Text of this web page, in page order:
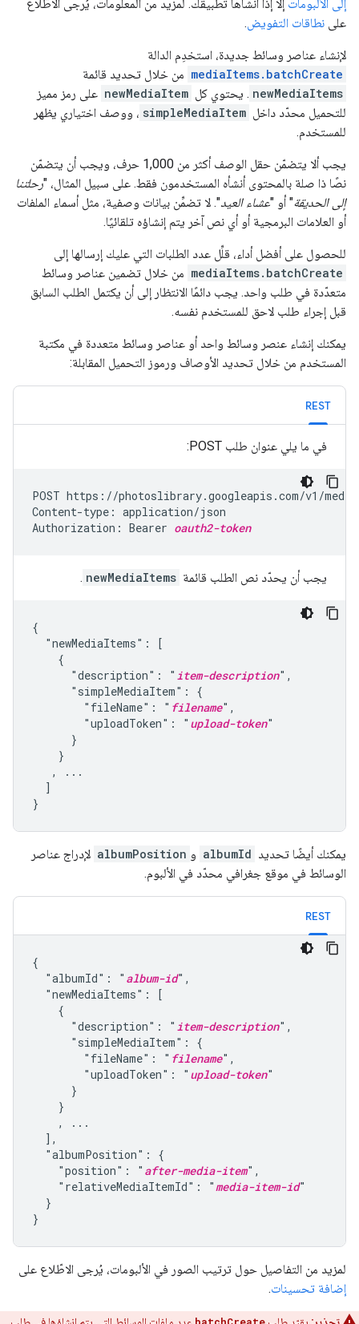
إلى الألبومات إلا إذا أنشأها تطبيقك. لمزيد من المعلومات، يُرجى الاطّلاع
على نطاقات التفويض.
لإنشاء عناصر وسائط جديدة، استخدِم الدالة
mediaItems.batchCreate من خلال تحديد قائمة
newMediaItems . يحتوي كل newMediaItem على رمز مميز
للتحميل محدّد داخل simpleMediaItem ، ووصف اختياري يظهر
للمستخدم.
يجب ألا يتضمّن حقل الوصف أكثر من 1,000 حرف، ويجب أن يتضمّن
نصًا ذا صلة بالمحتوى أنشأه المستخدمون فقط. على سبيل المثال، "رحلتنا
إلى الحديقة" أو "عشاء العيد". لا تضمِّن بيانات وصفية، مثل أسماء الملفات
أو العلامات البرمجية أو أي نص آخر يتم إنشاؤه تلقائيًا.
للحصول على أفضل أداء، قلِّل عدد الطلبات التي عليك إرسالها إلى
mediaItems.batchCreate من خلال تضمين عناصر وسائط
متعدّدة في طلب واحد. يجب دائمًا الانتظار إلى أن يكتمل الطلب السابق
قبل إجراء طلب لاحق للمستخدم نفسه.
يمكنك إنشاء عنصر وسائط واحد أو عناصر وسائط متعددة في مكتبة
المستخدم من خلال تحديد الأوصاف ورموز التحميل المقابلة:
REST
في ما يلي عنوان طلب POST:
POST https://photoslibrary.googleapis.com/v1/
Content-type: application/json
Authorization: Bearer oauth2-token
يجب أن يحدّد نص الطلب قائمة newMediaItems
.
{
  "newMediaItems": [
    {
      "description": "
item-description",
      "simpleMediaItem": {
        "fileName": "
filename",
        "uploadToken": "
upload-token"
      }
    }
   , ...
  ]
}
يمكنك أيضًا تحديد albumId و albumPosition لإدراج عناصر
الوسائط في موقع جغرافي محدّد في الألبوم.
REST
{
  "albumId": "
album-id",
  "newMediaItems": [
    {
      "description": "
item-description",
      "simpleMediaItem": {
        "fileName": "
filename",
        "uploadToken": "
upload-token"
      }
    }
    , ...
  ],
  "albumPosition": {
    "position": "
after-media-item",
    "relativeMediaItemId": "
media-item-id"
  }
}
لمزيد من التفاصيل حول ترتيب الصور في الألبومات، يُرجى الاطّلاع على
إضافة تحسينات.